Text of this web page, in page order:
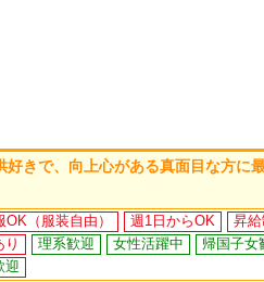
きで、向上心がある真面目な方に
OK（服装自由） 週1日からOK
昇給
り 理系歓迎 女性活躍中
帰国子女
迎